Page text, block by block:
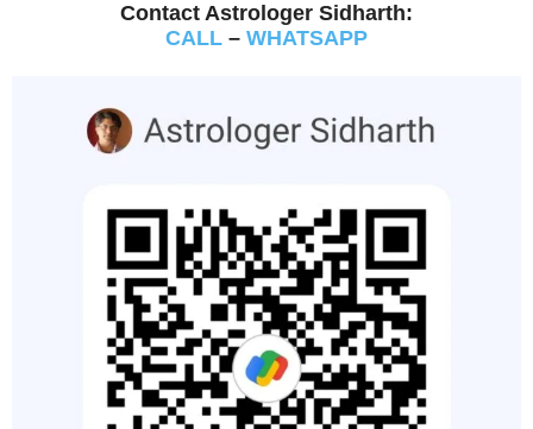
Contact Astrologer Sidharth:
CALL – WHATSAPP